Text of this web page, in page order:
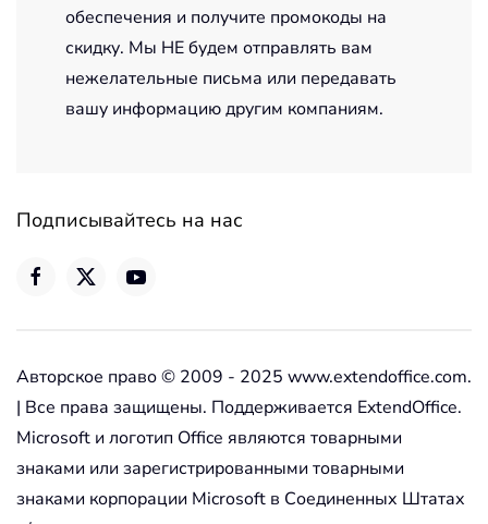
обеспечения и получите промокоды на
скидку. Мы НЕ будем отправлять вам
нежелательные письма или передавать
вашу информацию другим компаниям.
Подписывайтесь на нас
Авторское право © 2009 - 2025 www.extendoffice.com.
| Все права защищены. Поддерживается ExtendOffice.
Microsoft и логотип Office являются товарными
знаками или зарегистрированными товарными
знаками корпорации Microsoft в Соединенных Штатах